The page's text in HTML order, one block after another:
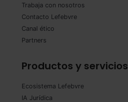
Trabaja con nosotros
Contacto Lefebvre
Canal ético
Partners
Productos y servicios
Ecosistema Lefebvre
IA Jurídica